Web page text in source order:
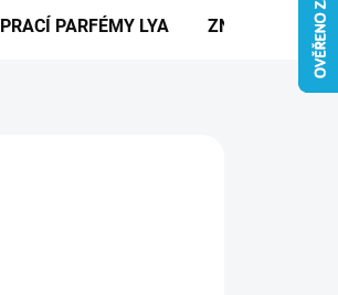
PRACÍ PARFÉMY LYA ZNAČKY